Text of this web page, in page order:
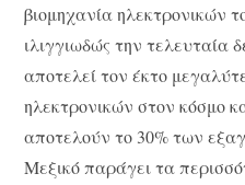
βιομηχανία ηλεκτρονικών
ιλιγγιωδώς την τελευταία
αποτελεί τον έκτο
ηλεκτρονικών στον κόσμο
αποτελούν το 30% των
Μεξικό παράγει τα